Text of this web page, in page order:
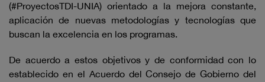
(#ProyectosTDI-UNIA) orientado a la mejora constante,
aplicación de nuevas metodologías y tecnologías que
buscan la excelencia en los programas.
De acuerdo a estos objetivos y de conformidad con lo
establecido en el Acuerdo del Consejo de Gobierno del